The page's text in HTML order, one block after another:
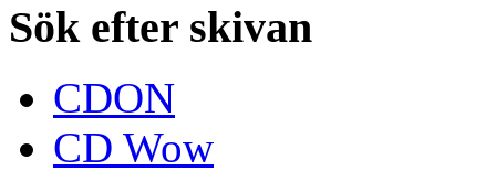
Sök efter skivan
CDON
CD Wow